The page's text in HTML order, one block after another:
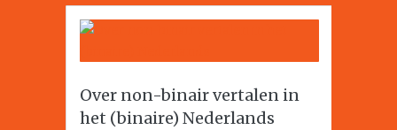
Over non-binair vertalen in
het (binaire) Nederlands